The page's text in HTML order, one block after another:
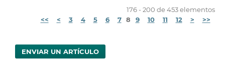
176 - 200 de 453 elementos
<<
< 3 4 5 6 7 8 9 10 11 12 > >>
ENVIAR UN ARTÍCULO